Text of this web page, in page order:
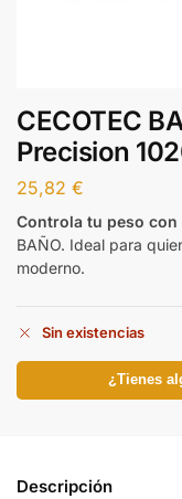
CECOTEC
Precision
25,82 €
Controla tu peso
BAÑO. Ideal para
moderno.
Sin existencias
¿Tienes
Descripción